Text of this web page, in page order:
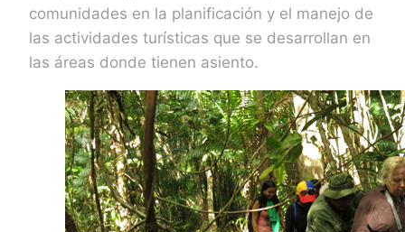
comunidades en la planificación y el manejo de
las actividades turísticas que se desarrollan en
las áreas donde tienen asiento.